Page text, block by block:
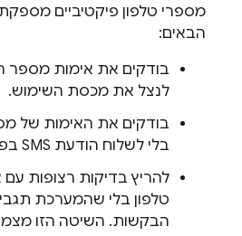
מספרי טלפון פיקטיביים
הבאים:
בודקים את אימות מספר
לנצל את מכסת השימוש.
בודקים את האימות של
בלי לשלוח הודעת SMS בפועל.
להריץ בדיקות רצופות
טלפון בלי שהמערכת
הבקשות. השיטה הזו